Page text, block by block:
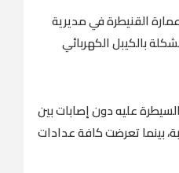
القنيطرة في مديرية
بالكيبل الكهربائي
عليه دون إصابات بين
بينما تعرضت كافة عدادات